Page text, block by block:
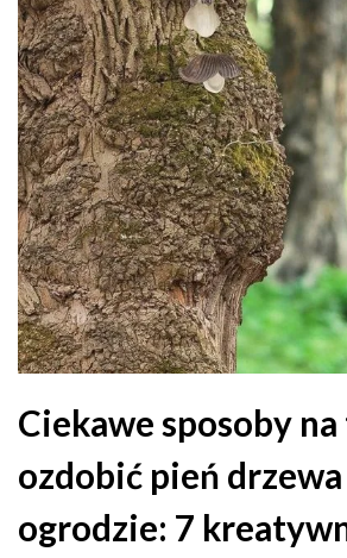
Ciekawe sposoby
ozdobić pień
ogrodzie: 7